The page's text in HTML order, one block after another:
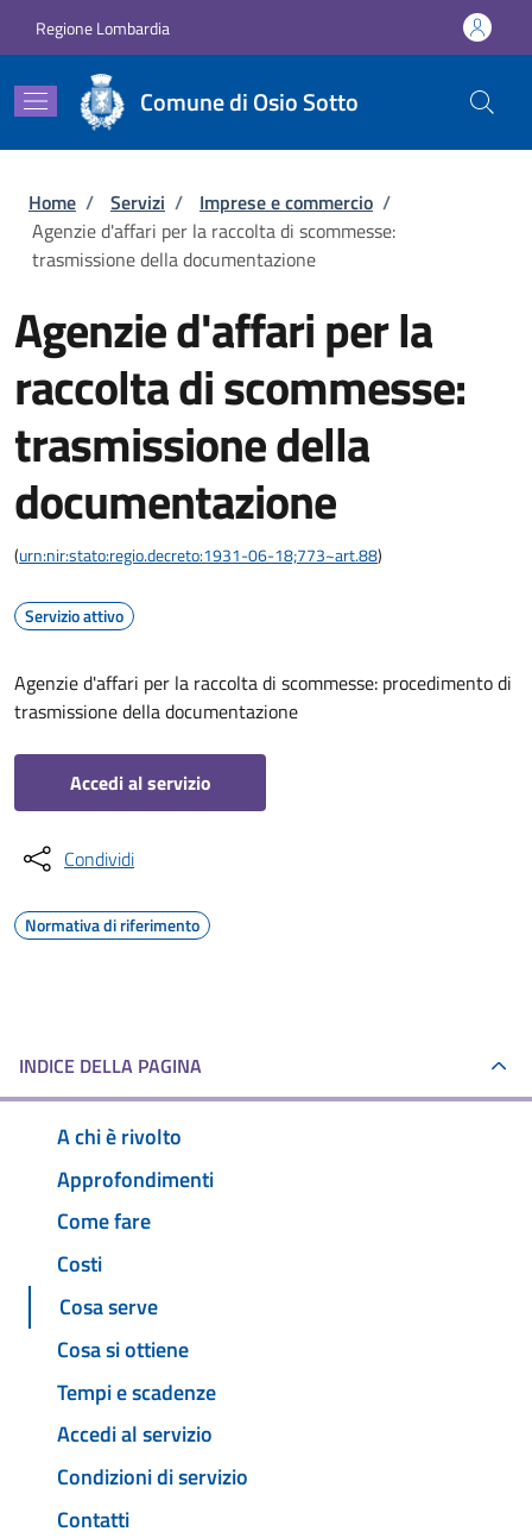
Regione Lombardia
Comune di Osio Sotto
Briciole di pane
Home / Servizi / Imprese e commercio /
Agenzie d'affari per la raccolta di scommesse:
trasmissione della documentazione
Agenzie d'affari per la
raccolta di scommesse:
trasmissione della
documentazione
(urn:nir:stato:regio.decreto:1931-06-18;773~art.88)
Servizio attivo
Agenzie d'affari per la raccolta di scommesse: procedimento di
trasmissione della documentazione
Accedi al servizio
Condividi
Normativa di riferimento
INDICE DELLA PAGINA
A chi è rivolto
Approfondimenti
Come fare
Costi
Cosa serve
Cosa si ottiene
Tempi e scadenze
Accedi al servizio
Condizioni di servizio
Contatti